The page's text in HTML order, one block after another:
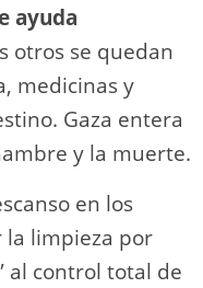
ayuda
otros se quedan
medicinas y
Gaza entera
y la muerte.
en los
limpieza por
al control total de